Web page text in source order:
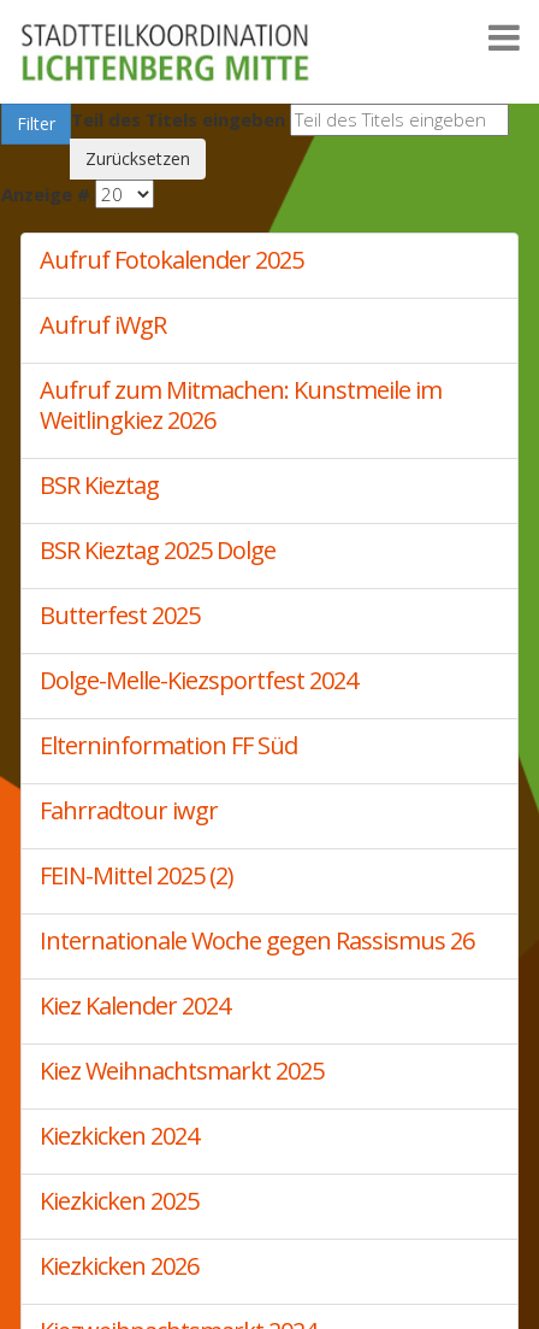
Teil des Titels eingeben
Filter
Zurücksetzen
Anzeige #
Aufruf Fotokalender 2025
Aufruf iWgR
Aufruf zum Mitmachen: Kunstmeile im
Weitlingkiez 2026
BSR Kieztag
BSR Kieztag 2025 Dolge
Butterfest 2025
Dolge-Melle-Kiezsportfest 2024
Elterninformation FF Süd
Fahrradtour iwgr
FEIN-Mittel 2025 (2)
Internationale Woche gegen Rassismus 26
Kiez Kalender 2024
Kiez Weihnachtsmarkt 2025
Kiezkicken 2024
Kiezkicken 2025
Kiezkicken 2026